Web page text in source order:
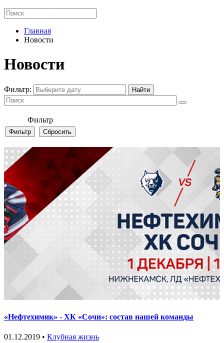
Главная
Новости
Новости
Фильтр:
Фильтр
«Нефтехимик» - ХК «Сочи»: состав нашей команды
01.12.2019 • Клубная жизнь